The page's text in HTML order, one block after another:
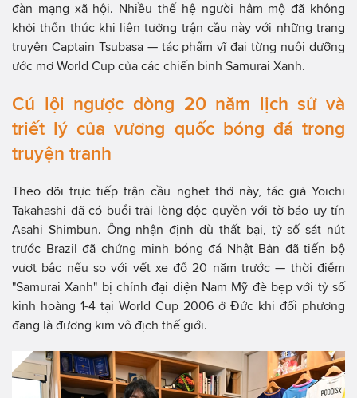
đàn mạng xã hội. Nhiều thế hệ người hâm mộ đã không
khỏi thổn thức khi liên tưởng trận cầu này với những trang
truyện Captain Tsubasa — tác phẩm vĩ đại từng nuôi dưỡng
ước mơ World Cup của các chiến binh Samurai Xanh.
Cú lội ngược dòng 20 năm lịch sử và
triết lý của vương quốc bóng đá trong
truyện tranh
Theo dõi trực tiếp trận cầu nghẹt thở này, tác giả Yoichi
Takahashi đã có buổi trải lòng độc quyền với tờ báo uy tín
Asahi Shimbun. Ông nhận định dù thất bại, tỷ số sát nút
trước Brazil đã chứng minh bóng đá Nhật Bản đã tiến bộ
vượt bậc nếu so với vết xe đổ 20 năm trước — thời điểm
"Samurai Xanh" bị chính đại diện Nam Mỹ đè bẹp với tỷ số
kinh hoàng 1-4 tại World Cup 2006 ở Đức khi đối phương
đang là đương kim vô địch thế giới.